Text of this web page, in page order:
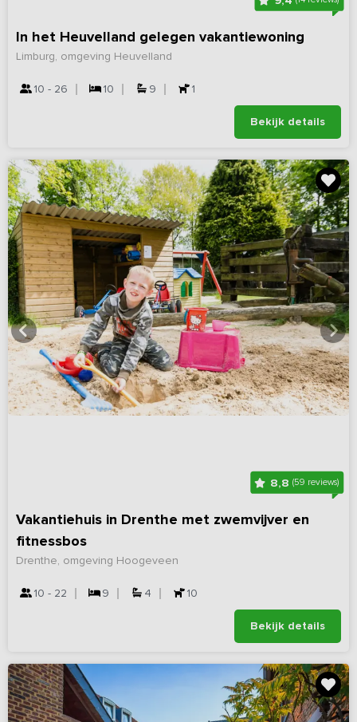
In het Heuvelland gelegen vakantiewoning
Limburg, omgeving Heuvelland
10 - 26 10 9 1
Bekijk details
8,8 (59 reviews)
Vakantiehuis in Drenthe met zwemvijver en
fitnessbos
Drenthe, omgeving Hoogeveen
10 - 22 9 4 10
Bekijk details